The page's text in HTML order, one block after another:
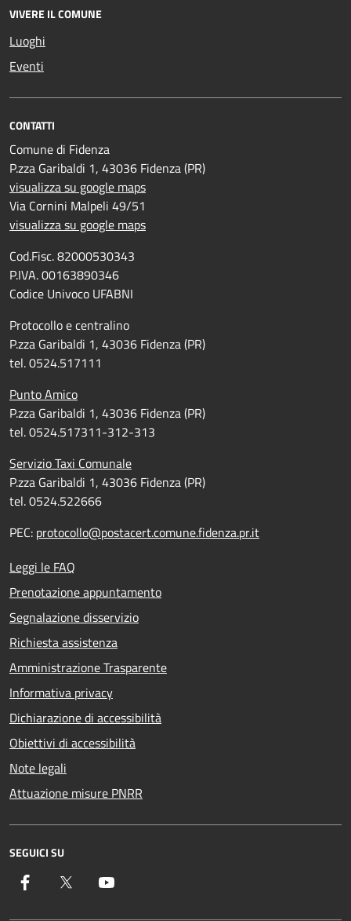
VIVERE IL COMUNE
Luoghi
Eventi
CONTATTI
Comune di Fidenza
P.zza Garibaldi 1, 43036 Fidenza (PR)
visualizza su google maps
Via Cornini Malpeli 49/51
visualizza su google maps
Cod.Fisc. 82000530343
P.IVA. 00163890346
Codice Univoco UFABNI
Protocollo e centralino
P.zza Garibaldi 1, 43036 Fidenza (PR)
tel. 0524.517111
Punto Amico
P.zza Garibaldi 1, 43036 Fidenza (PR)
tel. 0524.517311-312-313
Servizio Taxi Comunale
P.zza Garibaldi 1, 43036 Fidenza (PR)
tel. 0524.522666
PEC: protocollo@postacert.comune.fidenza.pr.it
Leggi le FAQ
Prenotazione appuntamento
Segnalazione disservizio
Richiesta assistenza
Amministrazione Trasparente
Informativa privacy
Dichiarazione di accessibilità
Obiettivi di accessibilità
Note legali
Attuazione misure PNRR
SEGUICI SU
Facebook Twitter